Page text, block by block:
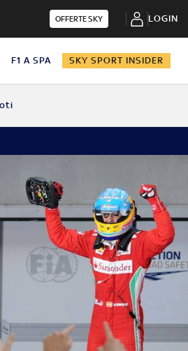
OFFERTE SKY LOGIN
F1 A SPA SKY SPORT INSIDER